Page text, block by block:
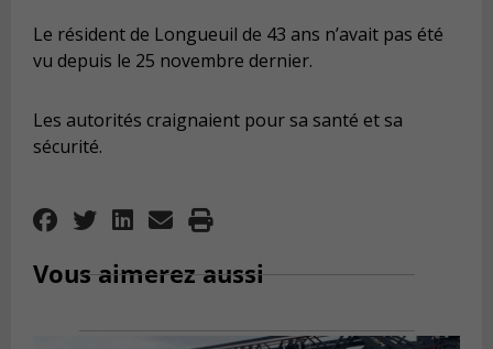
Le résident de Longueuil de 43 ans n’avait pas été
vu depuis le 25 novembre dernier.
Les autorités craignaient pour sa santé et sa
sécurité.
Vous aimerez aussi